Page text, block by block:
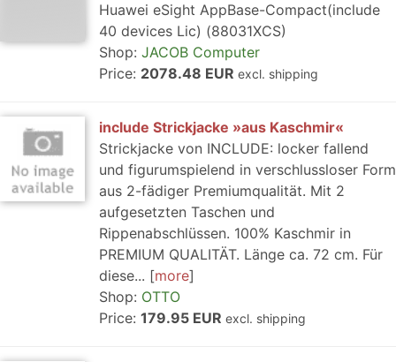
Huawei eSight AppBase-Compact(include
40 devices Lic) (88031XCS)
Shop: JACOB Computer
Price: 2078.48 EUR excl. shipping
include Strickjacke »aus Kaschmir«
Strickjacke von INCLUDE: locker fallend
und figurumspielend in verschlussloser Form
aus 2-fädiger Premiumqualität. Mit 2
aufgesetzten Taschen und
Rippenabschlüssen. 100% Kaschmir in
PREMIUM QUALITÄT. Länge ca. 72 cm. Für
diese...
more
Shop: OTTO
Price: 179.95 EUR excl. shipping